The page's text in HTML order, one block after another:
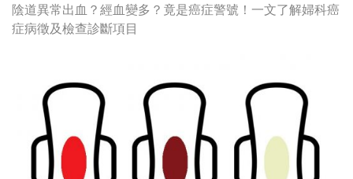
陰道異常出血？經血變多？竟是癌症警號！一文了解婦科癌
症病徵及檢查診斷項目